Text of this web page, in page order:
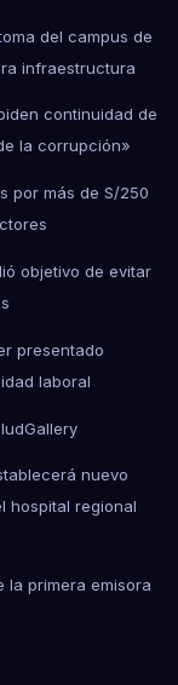
del campus de
infraestructura
continuidad de
la corrupción»
por más de S/250
objetivo de evitar
presentado
laboral
Gallery
nuevo
hospital regional
la primera emisora